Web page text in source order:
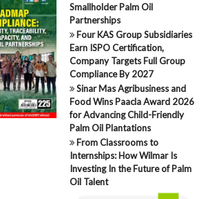
Smallholder Palm Oil
Partnerships
Four KAS Group Subsidiaries
Earn ISPO Certification,
Company Targets Full Group
Compliance By 2027
Sinar Mas Agribusiness and
Food Wins Paacla Award 2026
for Advancing Child-Friendly
Palm Oil Plantations
From Classrooms to
Internships: How Wilmar Is
Investing In the Future of Palm
Oil Talent